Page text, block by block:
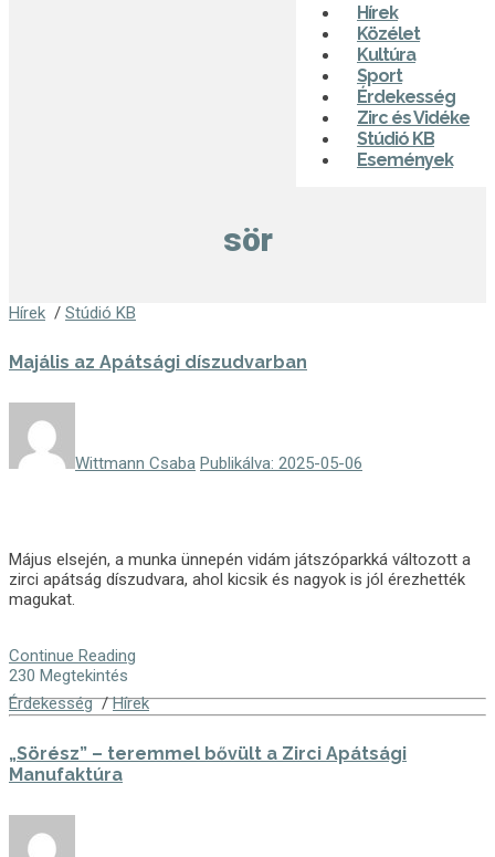
Hírek
Közélet
Kultúra
Sport
Érdekesség
Zirc és Vidéke
Stúdió KB
Események
sör
Hírek / Stúdió KB
Majális az Apátsági díszudvarban
Wittmann Csaba Publikálva: 2025-05-06
Május elsején, a munka ünnepén vidám játszóparkká változott a
zirci apátság díszudvara, ahol kicsik és nagyok is jól érezhették
magukat.
Continue Reading
230 Megtekintés
Érdekesség/Hírek
„Sörész” – teremmel bővült a Zirci Apátsági
Manufaktúra